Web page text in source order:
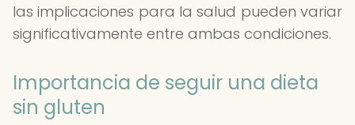
las implicaciones para la salud pueden variar
significativamente entre ambas condiciones.
Importancia de seguir una dieta
sin gluten